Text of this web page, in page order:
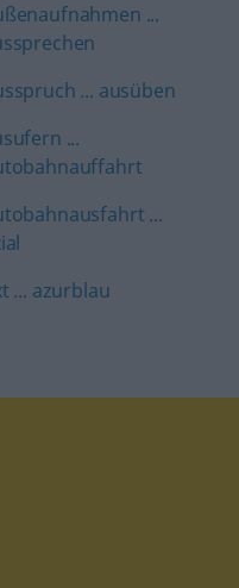
...
... ausüben
...
...
... azurblau